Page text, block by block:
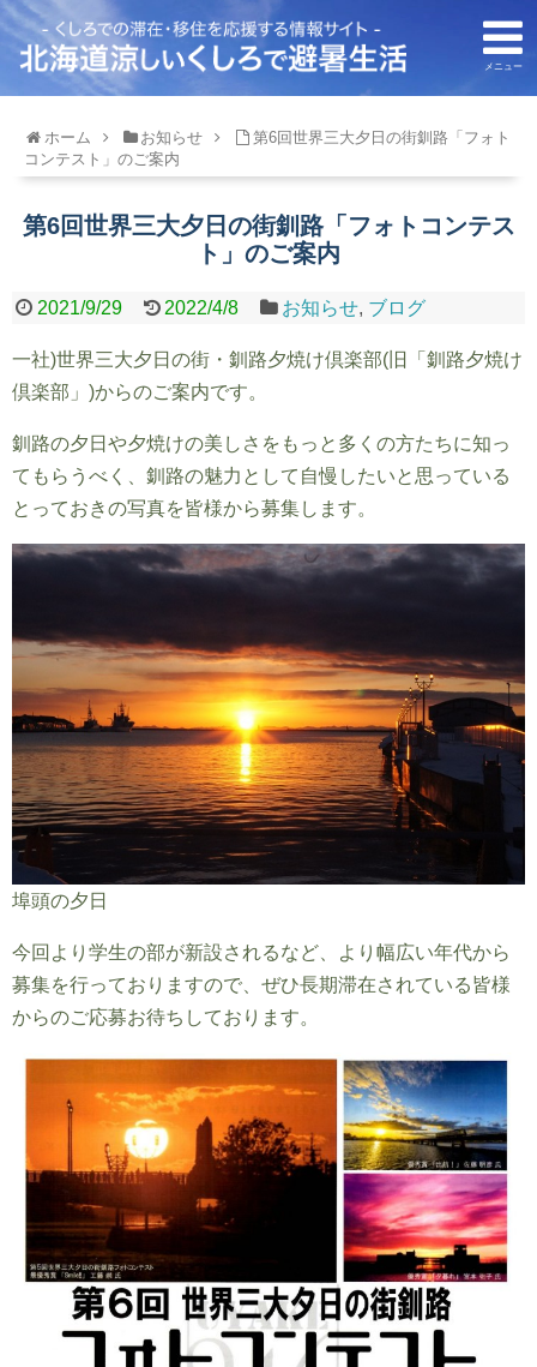
メニュー
ホーム お知らせ
第6回世界三大夕日の街釧路「フォト
コンテスト」のご案内
第6回世界三大夕日の街釧路「フォトコンテス
ト」のご案内
2021/9/29 2022/4/8 お知らせ, ブログ
一社)世界三大夕日の街・釧路夕焼け倶楽部(旧「釧路夕焼け
倶楽部」)からのご案内です。
釧路の夕日や夕焼けの美しさをもっと多くの方たちに知っ
てもらうべく、釧路の魅力として自慢したいと思っている
とっておきの写真を皆様から募集します。
埠頭の夕日
今回より学生の部が新設されるなど、より幅広い年代から
募集を行っておりますので、ぜひ長期滞在されている皆様
からのご応募お待ちしております。